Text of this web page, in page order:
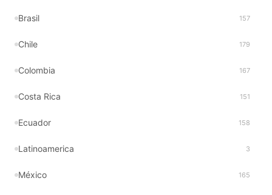
Brasil 157
Chile 179
Colombia 167
Costa Rica 151
Ecuador 158
Latinoamerica 3
México 165